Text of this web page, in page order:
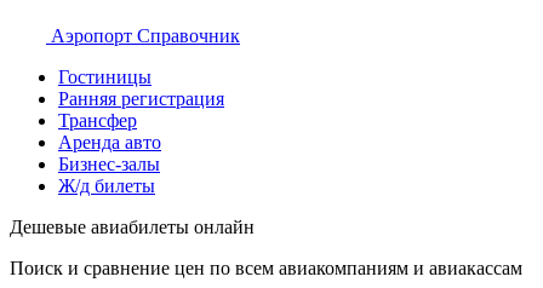
Аэропорт Справочник
Гостиницы
Ранняя регистрация
Трансфер
Аренда авто
Бизнес-залы
Ж/д билеты
Дешевые авиабилеты онлайн
Поиск и сравнение цен по всем авиакомпаниям и авиакассам